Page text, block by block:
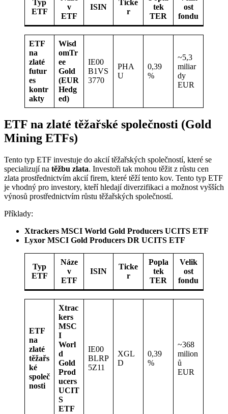
Typ
ETF
v
ETF
ISIN
Ticke
r
tek
TER
ost
fondu
ETF
na
zlaté
futur
es
kontr
akty
Wisd
omTr
ee
Gold
(EUR
Hedg
ed)
IE00
B1VS
3770
PHA
U
0,39
%
~5,3
miliar
dy
EUR
ETF na zlaté těžařské společnosti (Gold
Mining ETFs)
Tento typ ETF investuje do akcií těžařských společností, které se
specializují na těžbu zlata. Investoři tak mohou těžit z růstu cen
zlata prostřednictvím akcií firem, které těží tento kov. Tento typ ETF
je vhodný pro investory, kteří hledají diverzifikaci a možnost vyšších
výnosů prostřednictvím růstu těžařských společností.
Příklady:
Xtrackers MSCI World Gold Producers UCITS ETF
Lyxor MSCI Gold Producers DR UCITS ETF
Typ
ETF
Náze
v
ETF
ISIN
Ticke
r
Popla
tek
TER
Velik
ost
fondu
ETF
na
zlaté
těžařs
ké
společ
nosti
Xtrac
kers
MSC
I
Worl
d
Gold
Prod
ucers
UCIT
S
ETF
IE00
BLRP
5Z11
XGL
D
0,39
%
~368
milion
ů
EUR